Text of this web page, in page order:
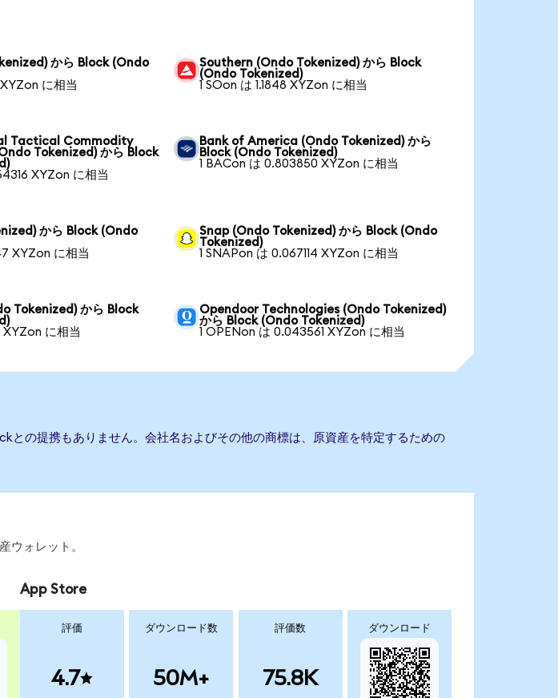
から Block (Ondo
に相当
Southern (Ondo Tokenized) から Block
(Ondo Tokenized)
1 SOon は 1.1848 XYZon に相当
Tactical Commodity
Tokenized) から Block
XYZon に相当
Bank of America (Ondo Tokenized) から
Block (Ondo Tokenized)
1 BACon は 0.803850 XYZon に相当
から Block (Ondo
XYZon に相当
Snap (Ondo Tokenized) から Block (Ondo
Tokenized)
1 SNAPon は 0.067114 XYZon に相当
Tokenized) から Block
XYZon に相当
Opendoor Technologies (Ondo Tokenized)
から Block (Ondo Tokenized)
1 OPENon は 0.043561 XYZon に相当
の提携もありません。会社名およびその他の商標は、原資産を特定するための
ウォレット。
App Store
評価
4.7
ダウンロード数
50M+
評価数
75.8K
ダウンロード